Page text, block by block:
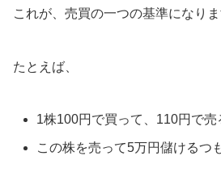
これが、売買の一つの基準になりま
たとえば、
1株100円で買って、110円で売
この株を売って5万円儲けるつ